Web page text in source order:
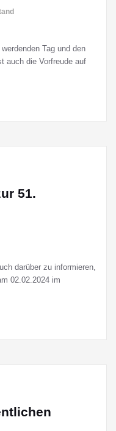
Tag und den
auch die Vorfreude auf
51.
darüber zu informieren,
02.02.2024 im